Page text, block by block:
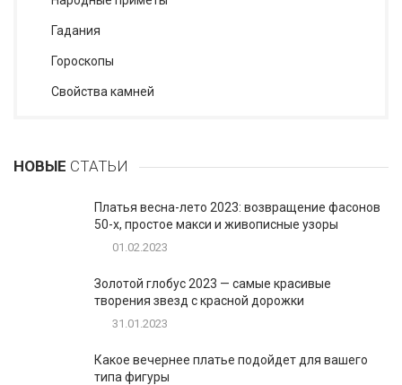
Гадания
Гороскопы
Cвойства камней
НОВЫЕ СТАТЬИ
Платья весна-лето 2023: возвращение фасонов
50-х, простое макси и живописные узоры
01.02.2023
Золотой глобус 2023 — самые красивые
творения звезд с красной дорожки
31.01.2023
Какое вечернее платье подойдет для вашего
типа фигуры